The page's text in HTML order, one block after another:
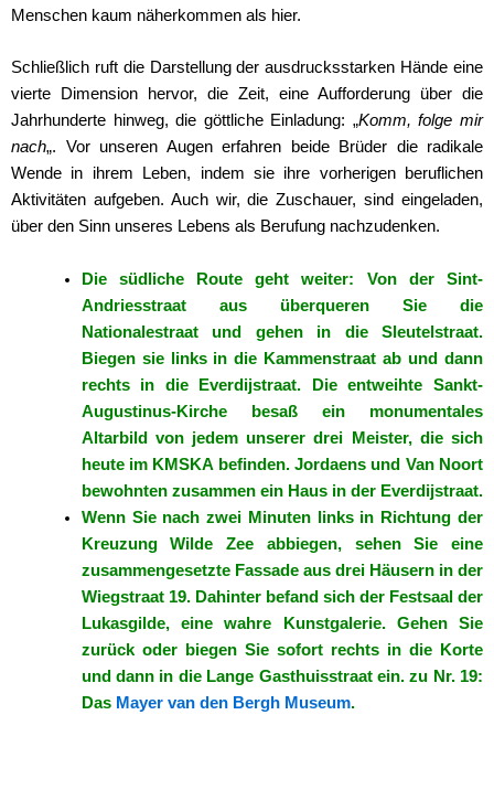
Menschen kaum näherkommen als hier.
Schließlich ruft die Darstellung der ausdrucksstarken Hände eine
vierte Dimension hervor, die Zeit, eine Aufforderung über die
Jahrhunderte hinweg, die göttliche Einladung: „Komm, folge mir
nach„. Vor unseren Augen erfahren beide Brüder die radikale
Wende in ihrem Leben, indem sie ihre vorherigen beruflichen
Aktivitäten aufgeben. Auch wir, die Zuschauer, sind eingeladen,
über den Sinn unseres Lebens als Berufung nachzudenken.
Die südliche Route geht weiter: Von der Sint-
Andriesstraat aus überqueren Sie die
Nationalestraat und gehen in die Sleutelstraat.
Biegen sie links in die Kammenstraat ab und dann
rechts in die Everdijstraat. Die entweihte Sankt-
Augustinus-Kirche besaß ein monumentales
Altarbild von jedem unserer drei Meister, die sich
heute im KMSKA befinden. Jordaens und Van Noort
bewohnten zusammen ein Haus in der Everdijstraat.
Wenn Sie nach zwei Minuten links in Richtung der
Kreuzung Wilde Zee abbiegen, sehen Sie eine
zusammengesetzte Fassade aus drei Häusern in der
Wiegstraat 19. Dahinter befand sich der Festsaal der
Lukasgilde, eine wahre Kunstgalerie. Gehen Sie
zurück oder biegen Sie sofort rechts in die Korte
und dann in die Lange Gasthuisstraat ein. zu Nr. 19:
Das Mayer van den Bergh Museum.